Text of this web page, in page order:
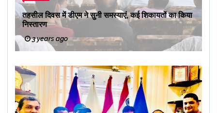
तहसील दिवस में डीएम ने सुनी समस्याएं, कई शिकायतों का किया
निस्तारण
3 years ago